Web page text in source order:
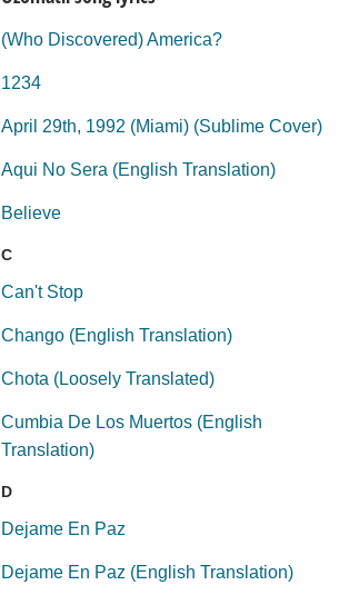
(Who Discovered) America?
1234
April 29th, 1992 (Miami) (Sublime Cover)
Aqui No Sera (English Translation)
Believe
C
Can't Stop
Chango (English Translation)
Chota (Loosely Translated)
Cumbia De Los Muertos (English
Translation)
D
Dejame En Paz
Dejame En Paz (English Translation)